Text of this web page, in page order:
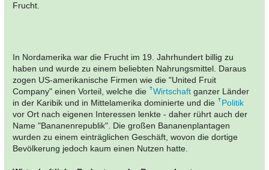
Frucht.
In Nordamerika war die Frucht im 19. Jahrhundert billig zu
haben und wurde zu einem beliebten Nahrungsmittel. Daraus
zogen US-amerikanische Firmen wie die "United Fruit
Company" einen Vorteil, welche die
Wirtschaft ganzer Länder
in der Karibik und in Mittelamerika dominierte und die
Politik
vor Ort nach eigenen Interessen lenkte - daher rührt auch der
Name "Bananenrepublik". Die großen Bananenplantagen
wurden zu einem einträglichen Geschäft, wovon die dortige
Bevölkerung jedoch kaum einen Nutzen hatte.